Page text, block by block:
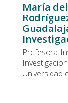
María
Profesora
Universidad